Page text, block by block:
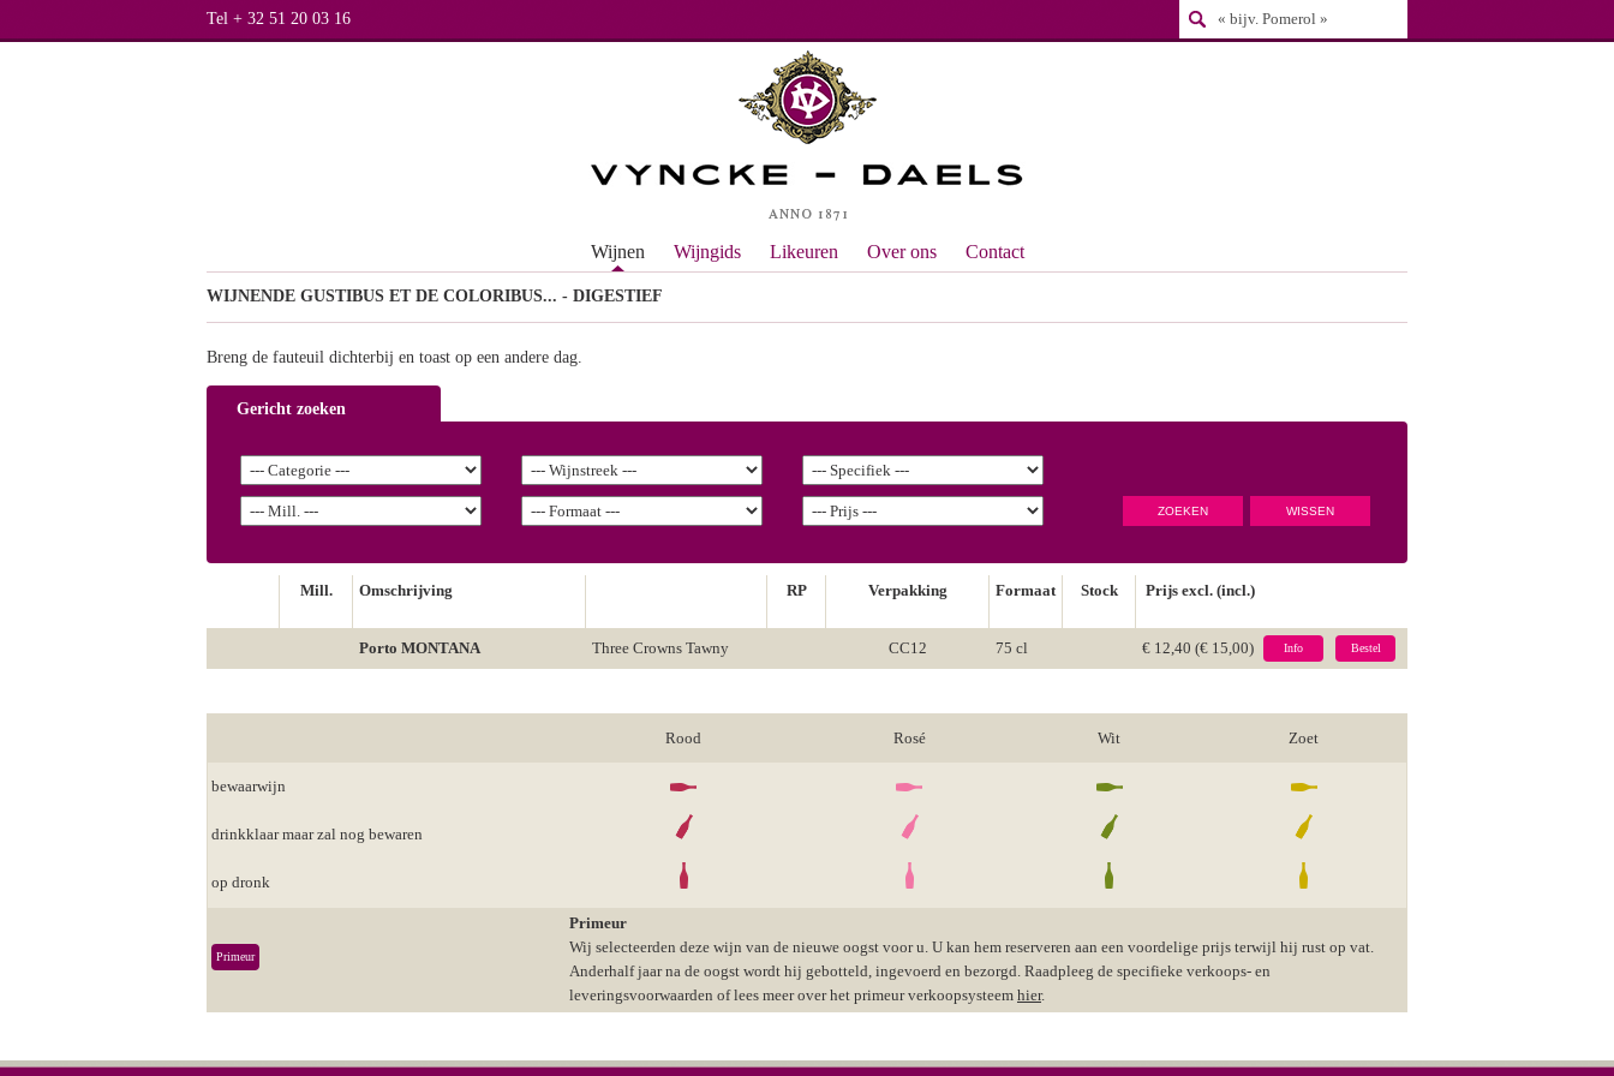
Tel + 32 51 20 03 16
Wijnen Wijngids Likeuren Over ons Contact
WIJNENDE GUSTIBUS ET DE COLORIBUS... - DIGESTIEF
Breng de fauteuil dichterbij en toast op een andere dag.
Gericht zoeken
Mill. Omschrijving RP Verpakking Formaat Stock Prijs excl. (incl.)
Porto MONTANA Three Crowns Tawny CC12 75 cl € 12,40 (€ 15,00) Info Bestel
Rood Rosé Wit Zoet
bewaarwijn
drinkklaar maar zal nog bewaren
op dronk
Primeur
Primeur
Wij selecteerden deze wijn van de nieuwe oogst voor u. U kan hem reserveren aan een voordelige prijs terwijl hij rust op vat.
Anderhalf jaar na de oogst wordt hij gebotteld, ingevoerd en bezorgd. Raadpleeg de specifieke verkoops- en
leveringsvoorwaarden of lees meer over het primeur verkoopsysteem hier.